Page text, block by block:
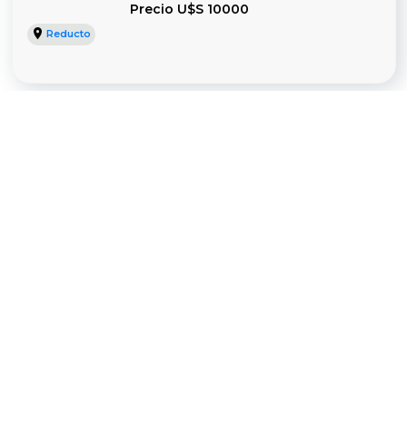
Precio U$S 10000
Reducto